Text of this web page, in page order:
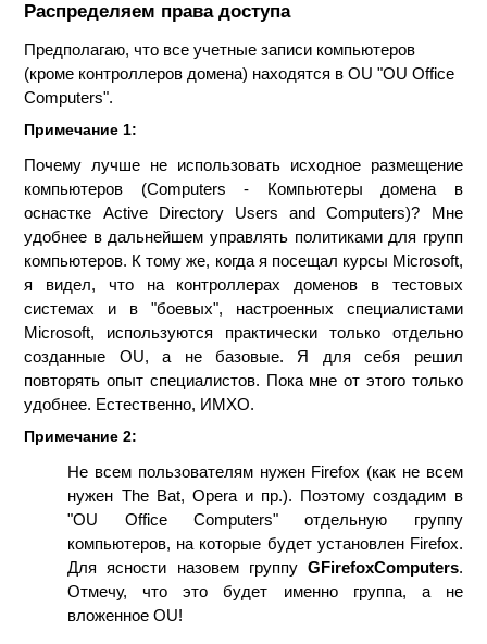
Распределяем права доступа
Предполагаю, что все учетные записи компьютеров
(кроме контроллеров домена) находятся в OU "OU Office
Computers".
Примечание 1:
Почему лучше не использовать исходное размещение
компьютеров (Computers - Компьютеры домена в
оснастке Active Directory Users and Computers)? Мне
удобнее в дальнейшем управлять политиками для групп
компьютеров. К тому же, когда я посещал курсы Microsoft,
я видел, что на контроллерах доменов в тестовых
системах и в "боевых", настроенных специалистами
Microsoft, используются практически только отдельно
созданные OU, а не базовые. Я для себя решил
повторять опыт специалистов. Пока мне от этого только
удобнее. Естественно, ИМХО.
Примечание 2:
Не всем пользователям нужен Firefox (как не всем
нужен The Bat, Opera и пр.). Поэтому создадим в
"OU Office Computers" отдельную группу
компьютеров, на которые будет установлен Firefox.
Для ясности назовем группу GFirefoxComputers.
Отмечу, что это будет именно группа, а не
вложенное OU!